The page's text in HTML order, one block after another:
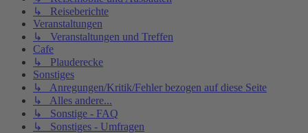
↳ Reiseberichte
Veranstaltungen
↳ Veranstaltungen und Treffen
Cafe
↳ Plauderecke
Sonstiges
↳ Anregungen/Kritik/Fehler bezogen auf diese Seite
↳ Alles andere...
↳ Sonstige - FAQ
↳ Sonstiges - Umfragen